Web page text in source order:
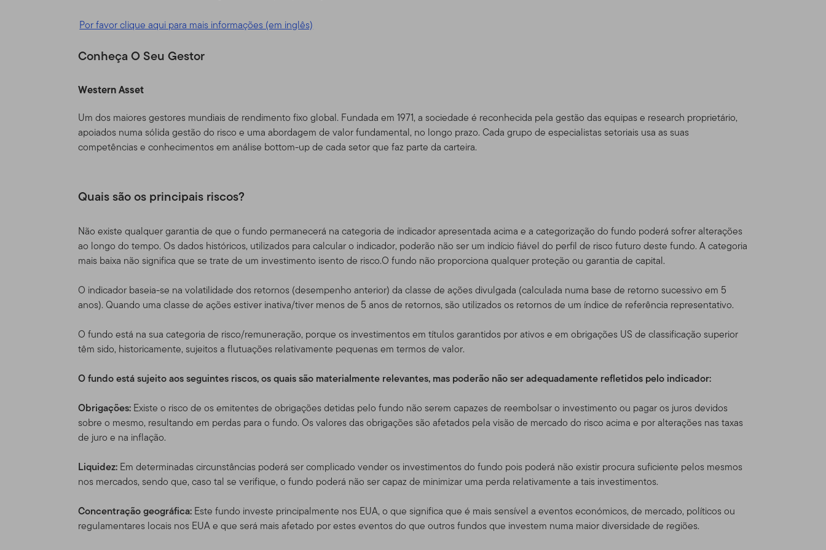
Por favor clique aqui para mais informações (em inglês)
Conheça O Seu Gestor
Western Asset
Um dos maiores gestores mundiais de rendimento fixo global. Fundada em 1971, a sociedade é reconhecida pela gestão das equipas e research proprietário,
apoiados numa sólida gestão do risco e uma abordagem de valor fundamental, no longo prazo. Cada grupo de especialistas setoriais usa as suas
competências e conhecimentos em análise bottom-up de cada setor que faz parte da carteira.
Quais são os principais riscos?
Não existe qualquer garantia de que o fundo permanecerá na categoria de indicador apresentada acima e a categorização do fundo poderá sofrer alterações
ao longo do tempo. Os dados históricos, utilizados para calcular o indicador, poderão não ser um indício fiável do perfil de risco futuro deste fundo. A categoria
mais baixa não significa que se trate de um investimento isento de risco.O fundo não proporciona qualquer proteção ou garantia de capital.
O indicador baseia-se na volatilidade dos retornos (desempenho anterior) da classe de ações divulgada (calculada numa base de retorno sucessivo em 5
anos). Quando uma classe de ações estiver inativa/tiver menos de 5 anos de retornos, são utilizados os retornos de um índice de referência representativo.
O fundo está na sua categoria de risco/remuneração, porque os investimentos em títulos garantidos por ativos e em obrigações US de classificação superior
têm sido, historicamente, sujeitos a flutuações relativamente pequenas em termos de valor.
O fundo está sujeito aos seguintes riscos, os quais são materialmente relevantes, mas poderão não ser adequadamente refletidos pelo indicador:
Obrigações: Existe o risco de os emitentes de obrigações detidas pelo fundo não serem capazes de reembolsar o investimento ou pagar os juros devidos
sobre o mesmo, resultando em perdas para o fundo. Os valores das obrigações são afetados pela visão de mercado do risco acima e por alterações nas taxas
de juro e na inflação.
Liquidez: Em determinadas circunstâncias poderá ser complicado vender os investimentos do fundo pois poderá não existir procura suficiente pelos mesmos
nos mercados, sendo que, caso tal se verifique, o fundo poderá não ser capaz de minimizar uma perda relativamente a tais investimentos.
Concentração geográfica: Este fundo investe principalmente nos EUA, o que significa que é mais sensível a eventos económicos, de mercado, políticos ou
regulamentares locais nos EUA e que será mais afetado por estes eventos do que outros fundos que investem numa maior diversidade de regiões.
conforme corrigido.
Responsabilidade do Site
entidades da Franklin Templeton, a Franklin Templeton Investments provê investimento nos Estados Unidos e
globalmente a acionistas, bem como serviços do tipo Franklin, Templeton and Franklin Mutual Series Funds e contas
institucionais, bem como contas de serviço de gerenciamento separadas.
autorizados, consultores e investidores
Este site é destinado a certos sub-distribuidores autorizados que tenham clientes que residam fora dos Estados Unidos
e tenham investimentos nos produtos da Franklin Templeton, bem como investidores dos produtos Franklin
Templeton que também residam fora dos EUA, e também certos consultores profissionais qualificados.Este website
não é de forma alguma destinado a investidores residentes nos Estados Unidos.Se você for um investidor norte-
americano, por favor visite nosso outro website, www.franklintempleton.com
, para assistência com produtos e serviços
legalmente disponíveis nos EUA.
Nada neste Site deve ser considerado como uma solicitação para que se compra ou se ofereça para venda um título,
ou qualquer outro produto ou serviço, para qualquer pessoa em qualquer jurisdição em que tal solicitação, oferta,
uma das restrições de venda, por favor consulte o seu corretor, advogado, contador, gerente de banco ou consultor
Uso Autorizado, Usuários e Conta de Acesso Online
Uso pessoal.
Esse site é dirigido a certos negociadores qualificados que possuem clientes com investimentos nos produtos Franklin
que residam fora dos EUA. Se você escolher acessar esse site de lugares de dentro dos Estados Unidos, o faz por seu
próprio risco e iniciativa, e é responsável pelo cumprimento de todas as leis aplicáveis.